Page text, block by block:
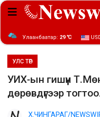
Улаанбаатар: 29 ℃
УЛС ТӨР
УИХ-ын гишүүн
дөрөвдүгээр
Х.ЧИНГАРАГ/